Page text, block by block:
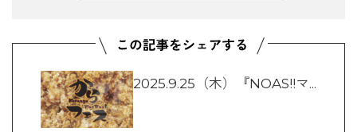
2025.9.25（木）『NOAS!!マ...